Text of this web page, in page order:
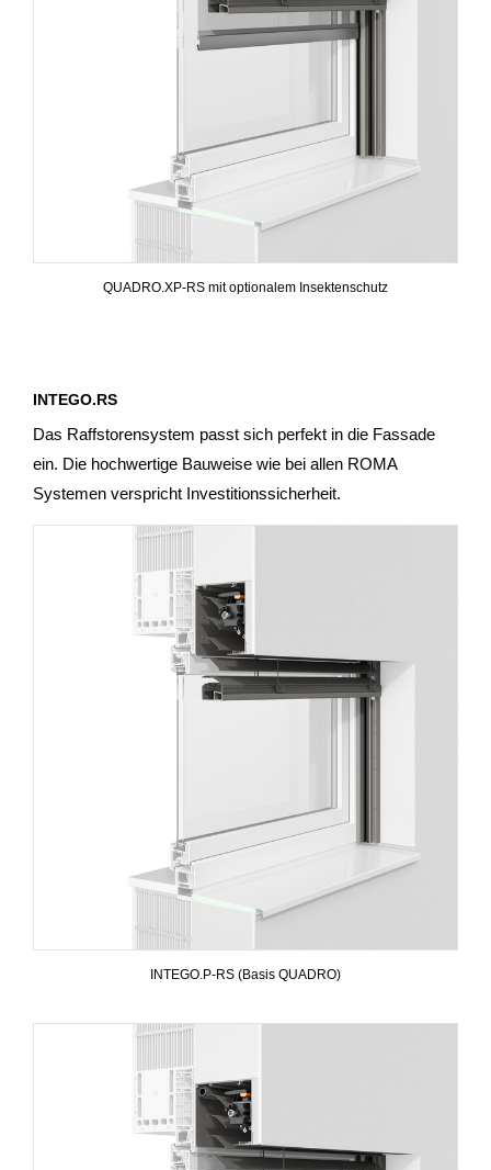
QUADRO.XP-RS mit optionalem Insektenschutz
INTEGO.RS
Das Raffstorensystem passt sich perfekt in die Fassade
ein. Die hochwertige Bauweise wie bei allen ROMA
Systemen verspricht Investitionssicherheit.
INTEGO.P-RS (Basis QUADRO)